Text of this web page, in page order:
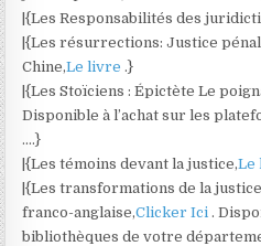
|{Les Responsabilités des
|{Les résurrections: Justice
Chine,Le livre.}
|{Les Stoïciens : Épictète Le
Disponible à l’achat sur les
….}
|{Les témoins devant la justice,
|{Les transformations de la
franco-anglaise,Clicker Ici.
bibliothèques de votre